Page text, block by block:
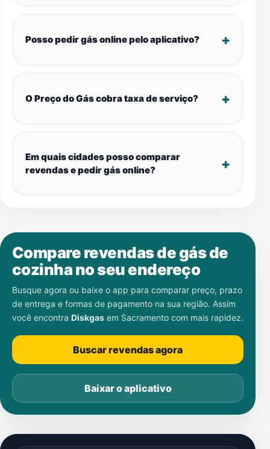
Posso pedir gás online pelo aplicativo?
O Preço do Gás cobra taxa de serviço?
Em quais cidades posso comparar
revendas e pedir gás online?
Compare revendas de gás de
cozinha no seu endereço
Busque agora ou baixe o app para comparar preço, prazo
de entrega e formas de pagamento na sua região. Assim
você encontra Diskgas em Sacramento com mais rapidez.
Buscar revendas agora
Baixar o aplicativo